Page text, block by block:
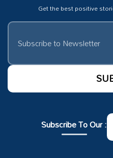
Get the best positive
Subscribe To Our :